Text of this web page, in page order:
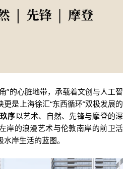
”的心脏地带，承载着文创与人工智
是上海徐汇“东西循环”双极发展的
序以艺术、自然、先锋与摩登的深
岸的浪漫艺术与伦敦南岸的前卫活
岸生活的蓝图。